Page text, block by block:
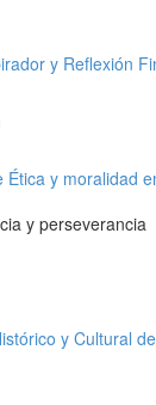
y Reflexión
Ética y moralidad
y perseverancia
y Cultural